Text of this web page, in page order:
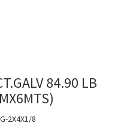
84.90 LB
2X4X1/8